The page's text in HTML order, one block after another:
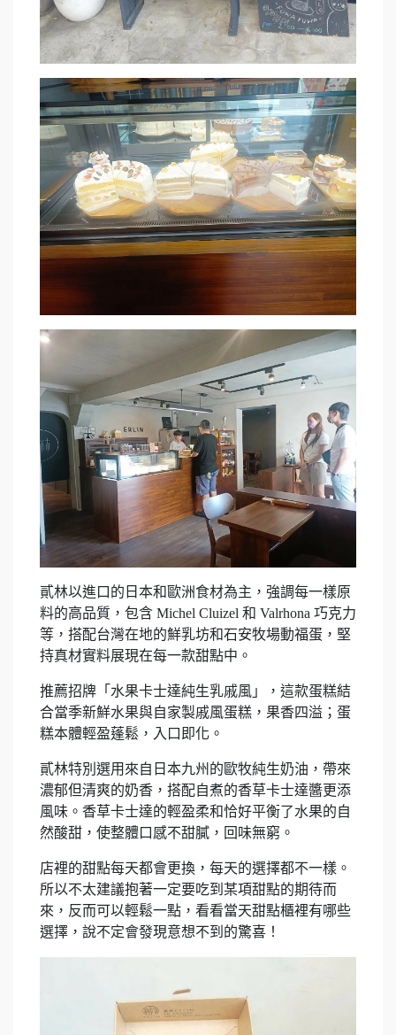
貳林以進口的日本和歐洲食材為主，強調每一樣原
料的高品質，包含 Michel Cluizel 和 Valrhona 巧克力
等，搭配台灣在地的鮮乳坊和石安牧場動福蛋，堅
持真材實料展現在每一款甜點中。
推薦招牌「水果卡士達純生乳戚風」，這款蛋糕結
合當季新鮮水果與自家製戚風蛋糕，果香四溢；蛋
糕本體輕盈蓬鬆，入口即化。
貳林特別選用來自日本九州的歐牧純生奶油，帶來
濃郁但清爽的奶香，搭配自煮的香草卡士達醬更添
風味。香草卡士達的輕盈柔和恰好平衡了水果的自
然酸甜，使整體口感不甜膩，回味無窮。
店裡的甜點每天都會更換，每天的選擇都不一樣。
所以不太建議抱著一定要吃到某項甜點的期待而
來，反而可以輕鬆一點，看看當天甜點櫃裡有哪些
選擇，說不定會發現意想不到的驚喜！